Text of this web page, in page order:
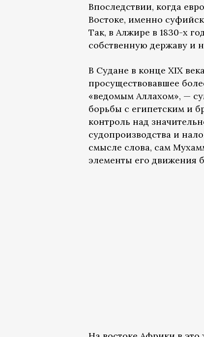
Впоследствии, когда
Востоке, именно
Так, в Алжире в 1830-х
собственную державу и
В Судане в конце XIX
просуществовавшее
«ведомым Аллахом», —
борьбы с египетским и
контроль над
судопроизводства и
смысле слова, сам
элементы его движения